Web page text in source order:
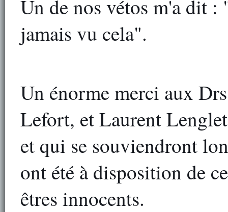
Un de nos vétos m'a dit :
jamais vu cela".
Un énorme merci aux
Lefort, et Laurent
et qui se souviendront
ont été à disposition de
êtres innocents.